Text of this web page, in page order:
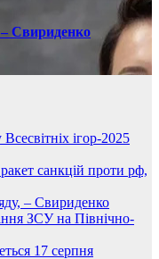
– Свириденко
ігор-2025
санкцій проти рф,
– Свириденко
ЗСУ на Північно-
17 серпня